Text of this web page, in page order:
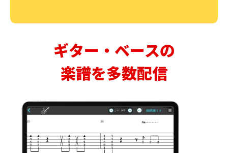
ギター・ベースの
楽譜を多数配信